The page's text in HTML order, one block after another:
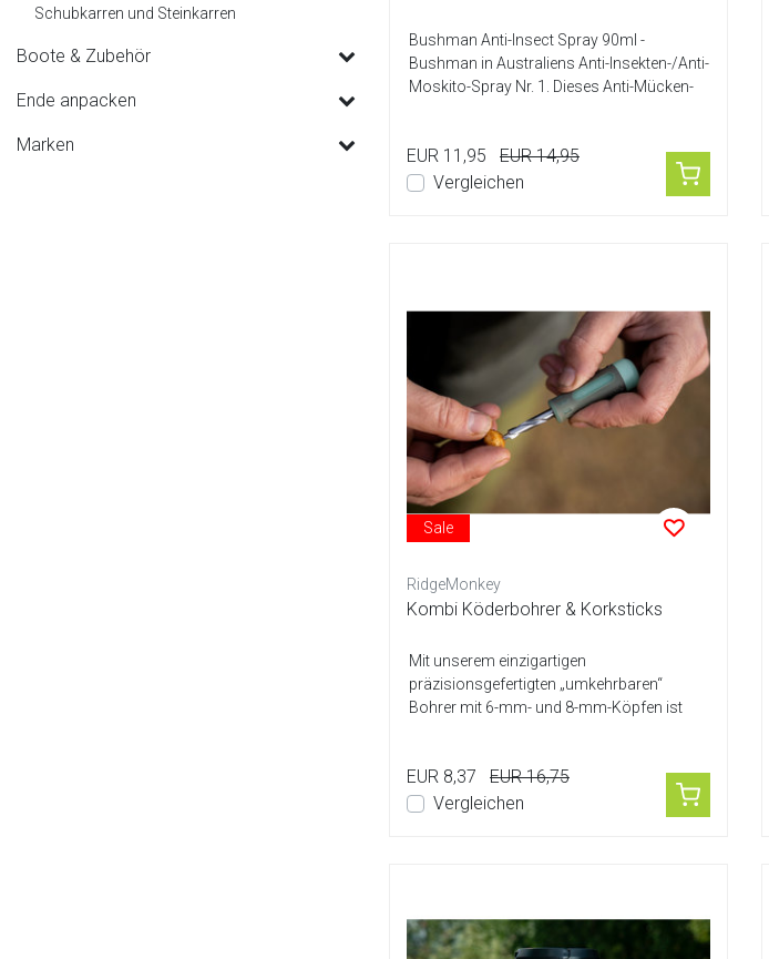
Schubkarren und Steinkarren
Boote & Zubehör
Ende anpacken
Marken
Bushman Anti-Insect Spray 90ml -
Bushman in Australiens Anti-Insekten-/Anti-
Moskito-Spray Nr. 1. Dieses Anti-Mücken-
EUR 11,95
EUR 14,95
Vergleichen
Sale
RidgeMonkey
Kombi Köderbohrer & Korksticks
Mit unserem einzigartigen
präzisionsgefertigten „umkehrbaren“
Bohrer mit 6-mm- und 8-mm-Köpfen ist
EUR 8,37
EUR 16,75
Vergleichen